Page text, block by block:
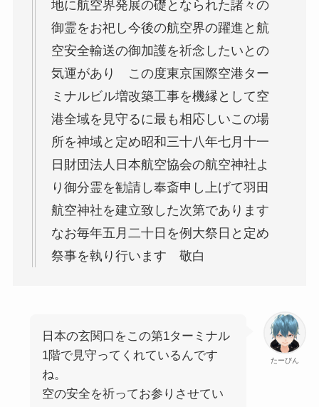
地に航空界発展の礎となられた諸々の
御霊をお祀し今後の航空界の躍進と航
空安全輸送の御加護を祈念したいとの
気運があり この度東京国際空港ター
ミナルビル増改築工事を機縁として空
港全域を見守るに最も相応しいこの場
所を神域と定め昭和三十八年七月十一
日財団法人日本航空協会の航空神社よ
り御分霊を勧請し奉斎申し上げて羽田
航空神社を建立致した次第であります
なお毎年五月二十日を例大祭日と定め
祭事を執り行います 敬白
たーびん
日本の玄関口をこの第1ターミナル
1階で見守ってくれているんです
ね。
空の安全を祈ってお参りさせてい